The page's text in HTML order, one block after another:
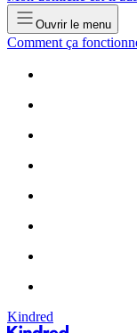
Ouvrir le menu
Comment ça
Kindred